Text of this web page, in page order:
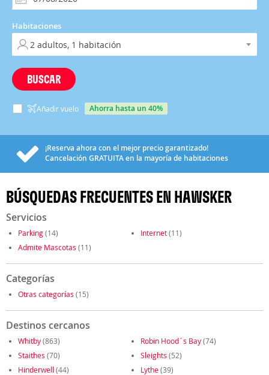
Habitaciones
BUSCAR
Añadir vuelo ahorra hasta un 40%
¡Reserva ahora con el mejor precio garantizado!
Cancelación GRATUITAen la mayoría de habitaciones
BÚSQUEDAS FRECUENTES EN HAWSKER
Servicios
Parking(14) Internet(11)
Admite Mascotas (11)
Categorías
Otras categorías (15)
Destinos cercanos
Whitby(863) Robin Hood´s Bay(74)
Staithes (70) Sleights (52)
Hinderwell (44) Lythe(39)